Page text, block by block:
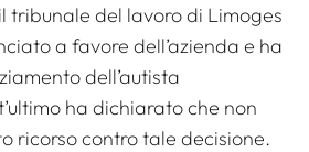
tribunale del lavoro di Limoges
a favore dell’azienda e ha
dell’autista
ha dichiarato che non
ricorso contro tale decisione.